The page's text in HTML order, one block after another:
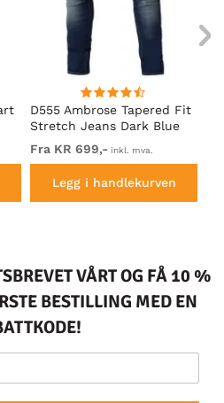
D555 Ambrose Tapered Fit
Stretch Jeans Dark Blue
Fra KR 699,- inkl. mva.
Legg i handlekurven
VÅRT OG FÅ 10 %
BESTILLING MED EN